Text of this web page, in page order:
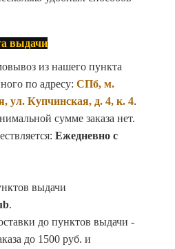
выдачи
из нашего пункта
по адресу: СПб, м.
ул. Купчинская, д. 4, к. 4.
сумме заказа нет.
Ежедневно с
выдачи
.
до пунктов выдачи -
до 1500 руб. и